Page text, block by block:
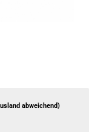
abweichend)